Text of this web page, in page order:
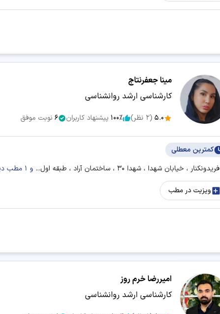
مینا جعفرنتاج
کارشناسی ارشد روانشناسی
5.0
(
2نظر) 100٪ پیشنهاد کاربران 6 نوبت موفق
کمترین معطلی
فریدونکنار ، خیابان شهدا ، شهدا ۳۰ ، ساختمان آراد ، طبقه اول...
و 1 مطب دیگر
ویزیت در مطب
امیررضا خرم روز
کارشناسی ارشد روانشناسی